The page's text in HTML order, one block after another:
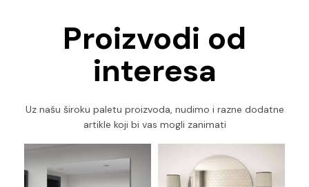
Proizvodi od
interesa
Uz našu široku paletu proizvoda, nudimo i razne dodatne
artikle koji bi vas mogli zanimati